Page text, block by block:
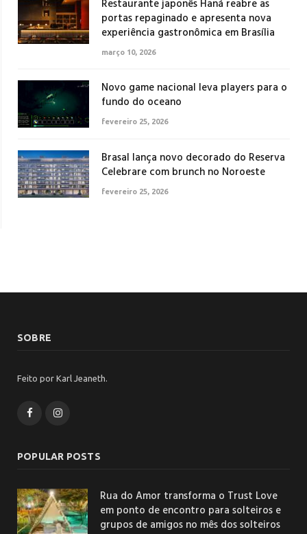
Restaurante japonês Haná reabre as
portas repaginado e apresenta nova
experiência gastronômica em Brasília
março 10, 2026
Novo game nacional leva players para o
fundo do oceano
fevereiro 25, 2026
Brasal lança novo decorado do Reserva
Celebrare com brunch no Noroeste
fevereiro 25, 2026
SOBRE
Feito por Karl Jeaneth.
FacebookInstagram
POPULAR POSTS
Rua do Amor transforma o Trust Love
em ponto de encontro para solteiros e
grupos de amigos no mês dos solteiros